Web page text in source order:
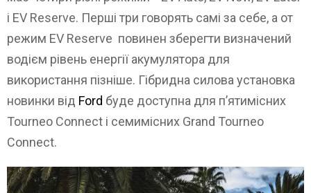
і EV Reserve. Перші три говорять самі за себе, а от
режим EV Reserve повинен зберегти визначений
водієм рівень енергії акумулятора для
використання пізніше. Гібридна силова установка
новинки від Ford буде доступна для п’ятимісних
Tourneo Connect і семимісних Grand Tourneo
Connect.